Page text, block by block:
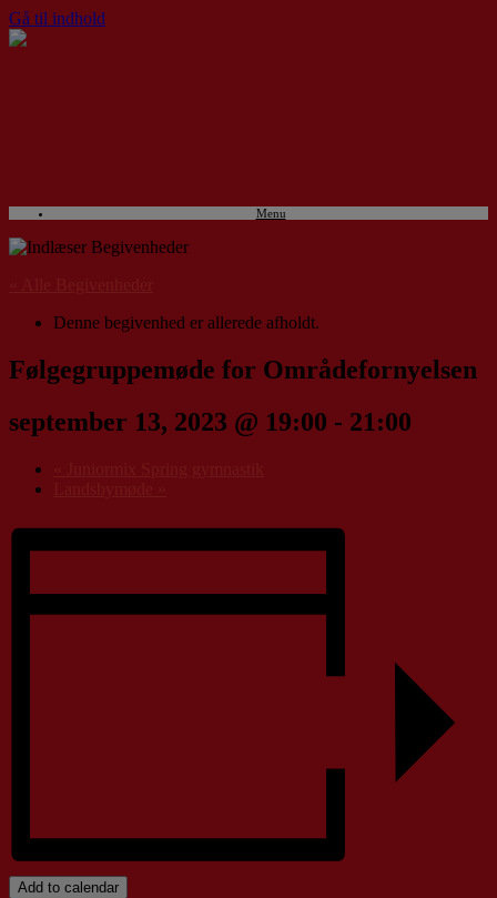
Gå til indhold
Menu
Denne begivenhed er allerede afholdt.
Følgegruppemøde for Områdefornyelsen
september 13, 2023 @ 19:00 - 21:00
Add to calendar